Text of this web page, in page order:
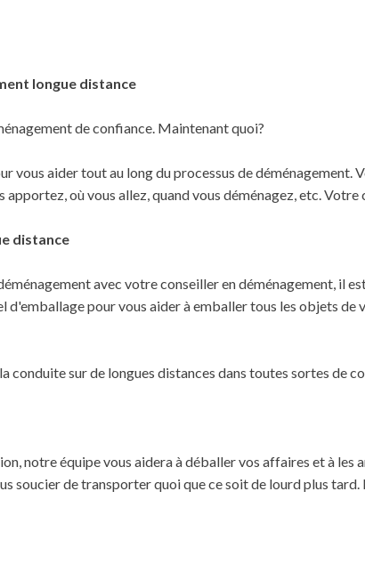
longue distance
de confiance. Maintenant quoi?
vous aider tout au long du processus de
apportez, où vous allez, quand vous déménagez, etc.
distance
avec votre conseiller en déménagement, il
pour vous aider à emballer tous les objets
conduite sur de longues distances dans toutes sortes
notre équipe vous aidera à déballer vos affaires et à
soucier de transporter quoi que ce soit de lourd plus